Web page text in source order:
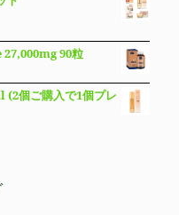
90粒
(2個ご購入で1個プレ